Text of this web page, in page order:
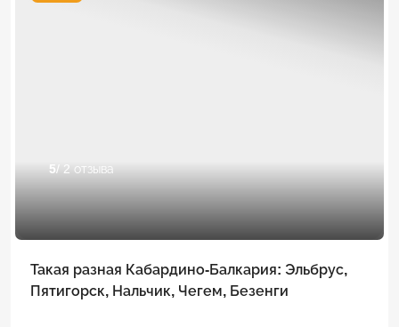
5/ 2 отзыва
Такая разная Кабардино-Балкария: Эльбрус,
Пятигорск, Нальчик, Чегем, Безенги